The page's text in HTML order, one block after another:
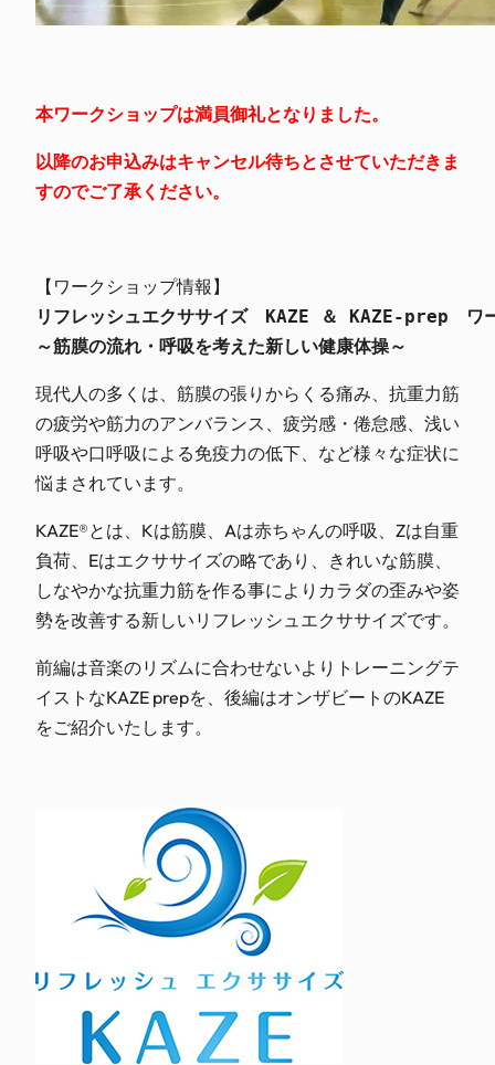
本ワークショップは満員御礼となりました。
以降のお申込みはキャンセル待ちとさせていただきま
すのでご了承ください。
リフレッシュエクササイズ　KAZE ＆ KAZE-prep　ワ
～筋膜の流れ・呼吸を考えた新しい健康体操～
現代人の多くは、筋膜の張りからくる痛み、抗重力筋
の疲労や筋力のアンバランス、疲労感・倦怠感、浅い
呼吸や口呼吸による免疫力の低下、など様々な症状に
悩まされています。
KAZE®とは、Kは筋膜、Aは赤ちゃんの呼吸、Zは自重
負荷、Eはエクササイズの略であり、きれいな筋膜、
しなやかな抗重力筋を作る事によりカラダの歪みや姿
勢を改善する新しいリフレッシュエクササイズです。
前編は音楽のリズムに合わせないよりトレーニングテ
イストなKAZE prepを、後編はオンザビートのKAZE
をご紹介いたします。